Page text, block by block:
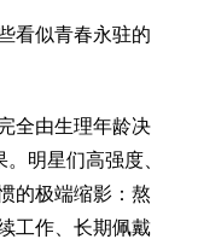
看似青春永驻的
全由生理年龄决
明星们高强度、
的极端缩影：熬
工作、长期佩戴